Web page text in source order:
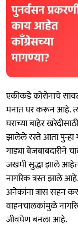
एकीकडे कोरोनाचे
मनात घर करून आहे.
घराच्या बाहेर
झालेले रस्ते आता
गाड्या
जखमी सुद्धा झाले
नागरिक त्रस्त झाले
अनेकांना त्रास सहन
वाहनचालकांमुळे
जीवघेण बनला आहे.